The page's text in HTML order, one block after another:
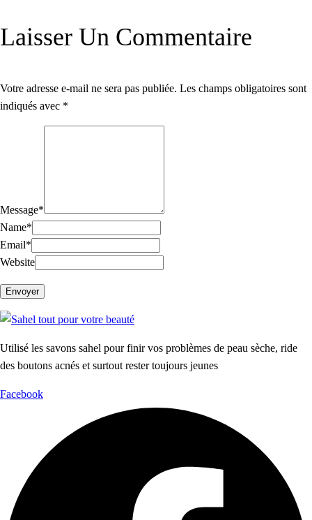
Laisser Un Commentaire
Votre adresse e-mail ne sera pas publiée. Les champs obligatoires sont
indiqués avec *
Message*
Name*
Email*
Website
Utilisé les savons sahel pour finir vos problèmes de peau sèche, ride
des boutons acnés et surtout rester toujours jeunes
Facebook